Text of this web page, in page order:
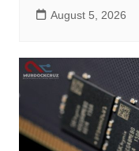
August 5, 2026